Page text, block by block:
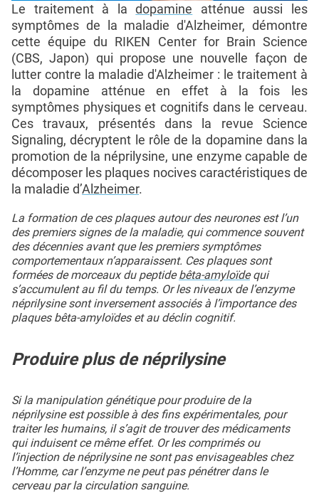
Le traitement à ladopamine atténue aussi les
symptômes de la maladie d'Alzheimer, démontre
cette équipe du RIKEN Center for Brain Science
(CBS, Japon) qui propose une nouvelle façon de
lutter contre la maladie d'Alzheimer : le traitement à
la dopamine atténue en effet à la fois les
symptômes physiques et cognitifs dans le cerveau.
Ces travaux, présentés dans la revue Science
Signaling, décryptent le rôle de la dopamine dans la
promotion de la néprilysine, une enzyme capable de
décomposer les plaques nocives caractéristiques de
la maladie d’Alzheimer.
La formation de ces plaques autour des neurones est l’un
des premiers signes de la maladie, qui commence souvent
des décennies avant que les premiers symptômes
comportementaux n’apparaissent. Ces plaques sont
formées de morceaux du peptidebêta-amyloïdequi
s’accumulent au fil du temps. Or les niveaux de l’enzyme
néprilysine sont inversement associés à l’importance des
plaques bêta-amyloïdes et au déclin cognitif.
Produire plus de néprilysine
Si la manipulation génétique pour produire de la
néprilysine est possible à des fins expérimentales, pour
traiter les humains, il s’agit de trouver des médicaments
qui induisent ce même effet. Or les comprimés ou
l’injection de néprilysine ne sont pas envisageables chez
l’Homme, car l’enzyme ne peut pas pénétrer dans le
cerveau par la circulation sanguine.